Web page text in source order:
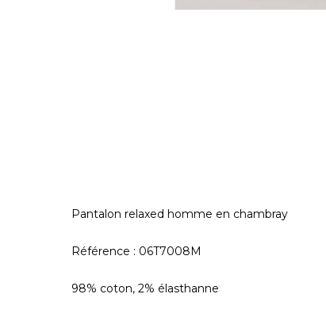
Pantalon relaxed homme en chambray
Référence : 06T7008M
98% coton, 2% élasthanne